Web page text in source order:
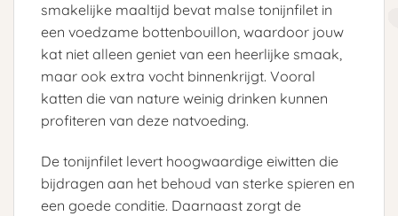
smakelijke maaltijd bevat malse tonijnfilet in
een voedzame bottenbouillon, waardoor jouw
kat niet alleen geniet van een heerlijke smaak,
maar ook extra vocht binnenkrijgt. Vooral
katten die van nature weinig drinken kunnen
profiteren van deze natvoeding.
De tonijnfilet levert hoogwaardige eiwitten die
bijdragen aan het behoud van sterke spieren en
een goede conditie. Daarnaast zorgt de